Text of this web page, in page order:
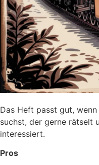
Das Heft passt gut,
suchst, der gerne rätselt
interessiert.
Pros